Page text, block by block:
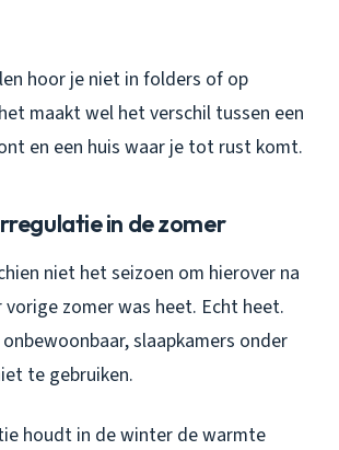
hoor je niet in folders of op
maakt wel het verschil tussen een
en een huis waar je tot rust komt.
in de zomer
niet het seizoen om hierover na
vorige zomer was heet. Echt heet.
slaapkamers onder
te gebruiken.
houdt in de winter de warmte